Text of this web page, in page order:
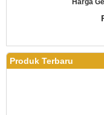
Harga
Produk Terbaru